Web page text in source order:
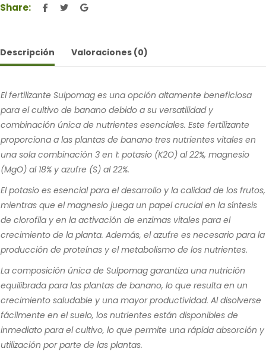
Share:
Descripción Valoraciones (0)
El fertilizante Sulpomag es una opción altamente beneficiosa
para el cultivo de banano debido a su versatilidad y
combinación única de nutrientes esenciales. Este fertilizante
proporciona a las plantas de banano tres nutrientes vitales en
una sola combinación 3 en 1: potasio (K2O) al 22%, magnesio
(MgO) al 18% y azufre (S) al 22%.
El potasio es esencial para el desarrollo y la calidad de los frutos,
mientras que el magnesio juega un papel crucial en la síntesis
de clorofila y en la activación de enzimas vitales para el
crecimiento de la planta. Además, el azufre es necesario para la
producción de proteínas y el metabolismo de los nutrientes.
La composición única de Sulpomag garantiza una nutrición
equilibrada para las plantas de banano, lo que resulta en un
crecimiento saludable y una mayor productividad. Al disolverse
fácilmente en el suelo, los nutrientes están disponibles de
inmediato para el cultivo, lo que permite una rápida absorción y
utilización por parte de las plantas.